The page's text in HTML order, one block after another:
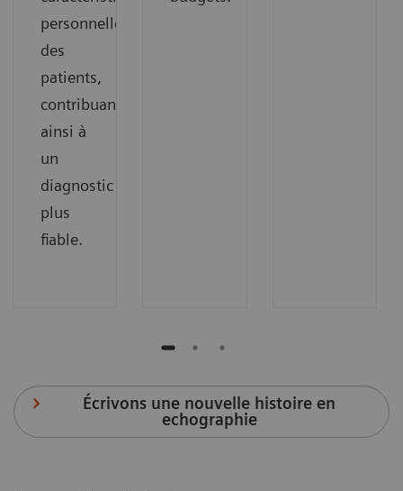
personnelles
des
patients,
contribuant
ainsi à
un
diagnostic
plus
fiable.
Écrivons une nouvelle histoire en
echographie